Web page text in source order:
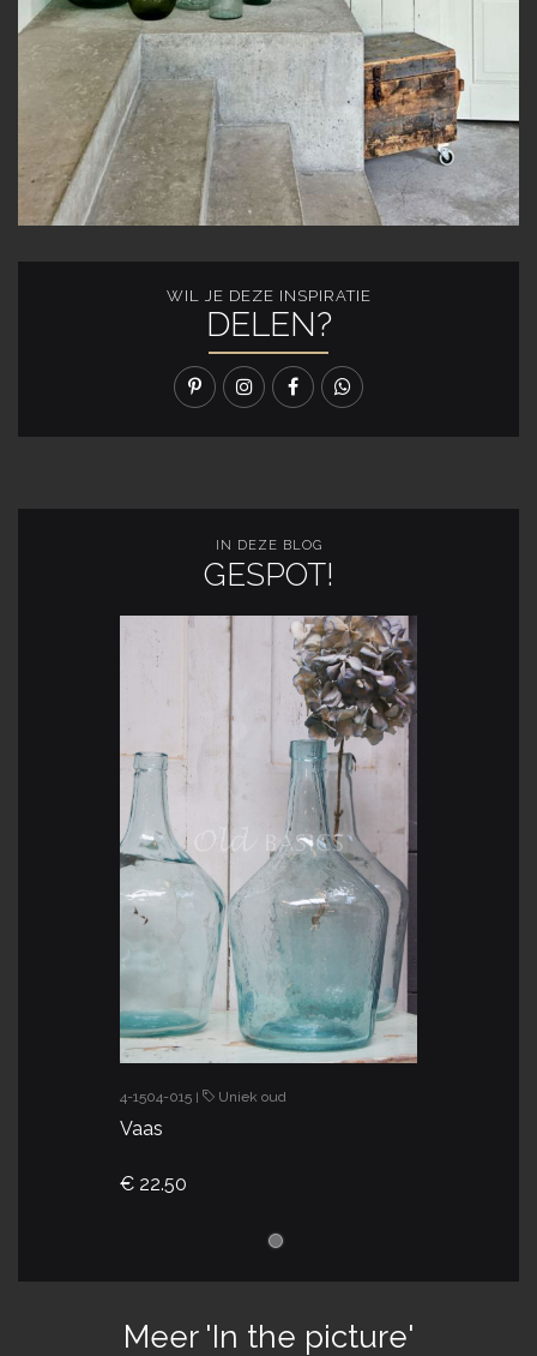
WIL JE DEZE INSPIRATIE
DELEN?
IN DEZE BLOG
GESPOT!
4-1504-015 | Uniek oud
Vaas
€ 22.50
Meer 'In the picture'